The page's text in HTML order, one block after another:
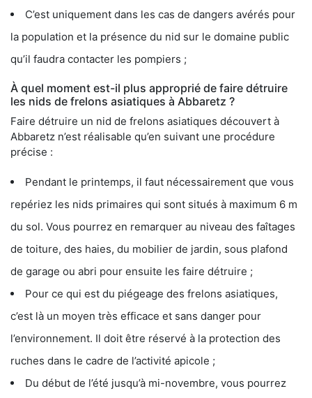
C’est uniquement dans les cas de dangers avérés pour
la population et la présence du nid sur le domaine public
qu’il faudra contacter les pompiers ;
À quel moment est-il plus approprié de faire détruire
les nids de frelons asiatiques à Abbaretz ?
Faire détruire un nid de frelons asiatiques découvert à
Abbaretz n’est réalisable qu’en suivant une procédure
précise :
Pendant le printemps, il faut nécessairement que vous
repériez les nids primaires qui sont situés à maximum 6 m
du sol. Vous pourrez en remarquer au niveau des faîtages
de toiture, des haies, du mobilier de jardin, sous plafond
de garage ou abri pour ensuite les faire détruire ;
Pour ce qui est du piégeage des frelons asiatiques,
c’est là un moyen très efficace et sans danger pour
l’environnement. Il doit être réservé à la protection des
ruches dans le cadre de l’activité apicole ;
Du début de l’été jusqu’à mi-novembre, vous pourrez